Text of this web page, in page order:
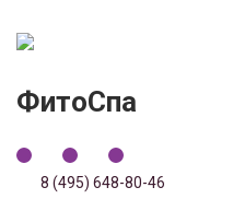
ФитоСпа
8 (495) 648-80-46